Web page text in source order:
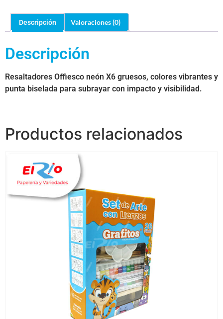
Descripción Valoraciones (0)
Descripción
Resaltadores Offiesco neón X6 gruesos, colores vibrantes y
punta biselada para subrayar con impacto y visibilidad.
Productos relacionados